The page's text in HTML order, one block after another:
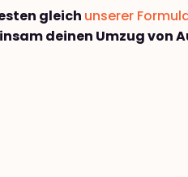
gleich unserer
deinen Umzug von